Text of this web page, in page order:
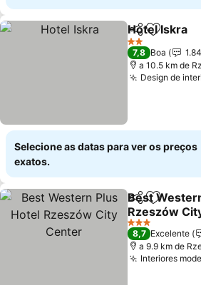
Partilhar
Hotel Iskra
2 Estrelas
7,8 Boa
a 10.5 km de
Design de
Selecione as datas para ver os preços
exatos.
Partilhar
Best
Rzeszów
3 Estrelas
8,7 Excelente
a 9.9 km de
Interiores